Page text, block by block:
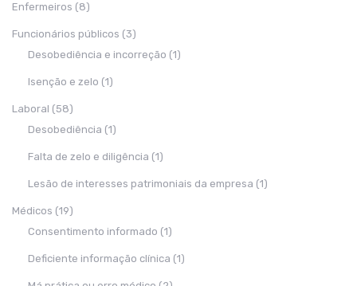
Enfermeiros (8)
Funcionários públicos (3)
Desobediência e incorreção (1)
Isenção e zelo (1)
Laboral (58)
Desobediência (1)
Falta de zelo e diligência (1)
Lesão de interesses patrimoniais da empresa (1)
Médicos (19)
Consentimento informado (1)
Deficiente informação clínica (1)